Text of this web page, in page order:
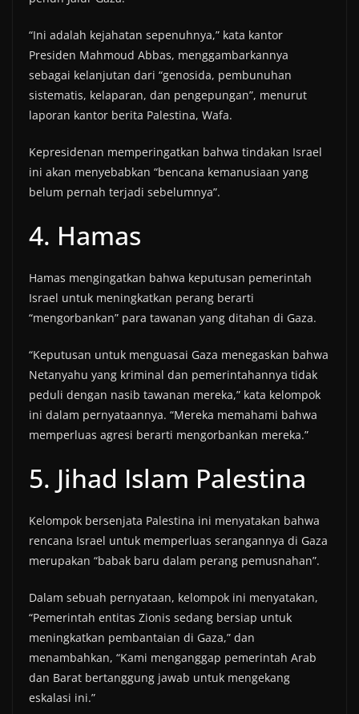
“Ini adalah kejahatan sepenuhnya,” kata kantor
Presiden Mahmoud Abbas, menggambarkannya
sebagai kelanjutan dari “genosida, pembunuhan
sistematis, kelaparan, dan pengepungan”, menurut
laporan kantor berita Palestina, Wafa.
Kepresidenan memperingatkan bahwa tindakan Israel
ini akan menyebabkan “bencana kemanusiaan yang
belum pernah terjadi sebelumnya”.
4. Hamas
Hamas mengingatkan bahwa keputusan pemerintah
Israel untuk meningkatkan perang berarti
“mengorbankan” para tawanan yang ditahan di Gaza.
“Keputusan untuk menguasai Gaza menegaskan bahwa
Netanyahu yang kriminal dan pemerintahannya tidak
peduli dengan nasib tawanan mereka,” kata kelompok
ini dalam pernyataannya. “Mereka memahami bahwa
memperluas agresi berarti mengorbankan mereka.”
5. Jihad Islam Palestina
Kelompok bersenjata Palestina ini menyatakan bahwa
rencana Israel untuk memperluas serangannya di Gaza
merupakan “babak baru dalam perang pemusnahan”.
Dalam sebuah pernyataan, kelompok ini menyatakan,
“Pemerintah entitas Zionis sedang bersiap untuk
meningkatkan pembantaian di Gaza,” dan
menambahkan, “Kami menganggap pemerintah Arab
dan Barat bertanggung jawab untuk mengekang
eskalasi ini.”